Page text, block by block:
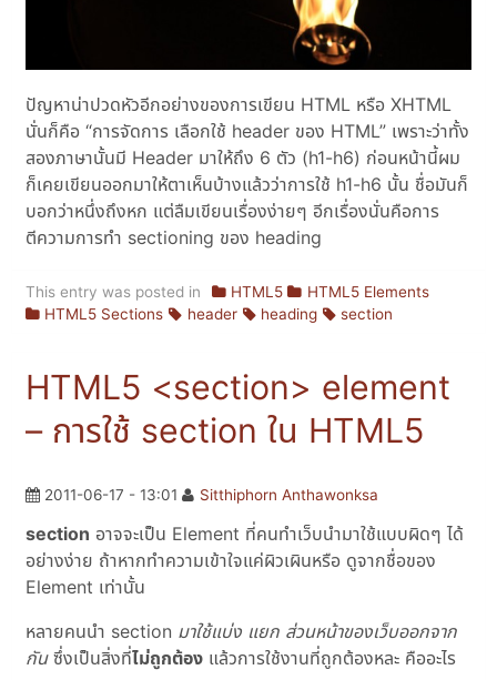
ปัญหาน่าปวดหัวอีกอย่างของการเขียน HTML หรือ XHTML
นั่นก็คือ “การจัดการ เลือกใช้ header ของ HTML” เพราะว่าทั้ง
สองภาษานั้นมี Header มาให้ถึง 6 ตัว (h1-h6) ก่อนหน้านี้ผม
ก็เคยเขียนออกมาให้ตาเห็นบ้างแล้วว่าการใช้ h1-h6 นั้น ชื่อมันก็
บอกว่าหนึ่งถึงหก แต่ลืมเขียนเรื่องง่ายๆ อีกเรื่องนั่นคือการ
ตีความการทำ sectioning ของ heading
This entry was posted in HTML5
HTML5 Elements
HTML5 Sections
header heading section
HTML5 <section> element
– การใช้ section ใน HTML5
2011-06-17 - 13:01 Sitthiphorn Anthawonksa
section อาจจะเป็น Element ที่คนทำเว็บนำมาใช้แบบผิดๆ ได้
อย่างง่าย ถ้าหากทำความเข้าใจแค่ผิวเผินหรือ ดูจากชื่อของ
Element เท่านั้น
หลายคนนำ section มาใช้แบ่ง แยก ส่วนหน้าของเว็บออกจาก
กันซึ่งเป็นสิ่งที่ไม่ถูกต้อง แล้วการใช้งานที่ถูกต้องหละ คืออะไร